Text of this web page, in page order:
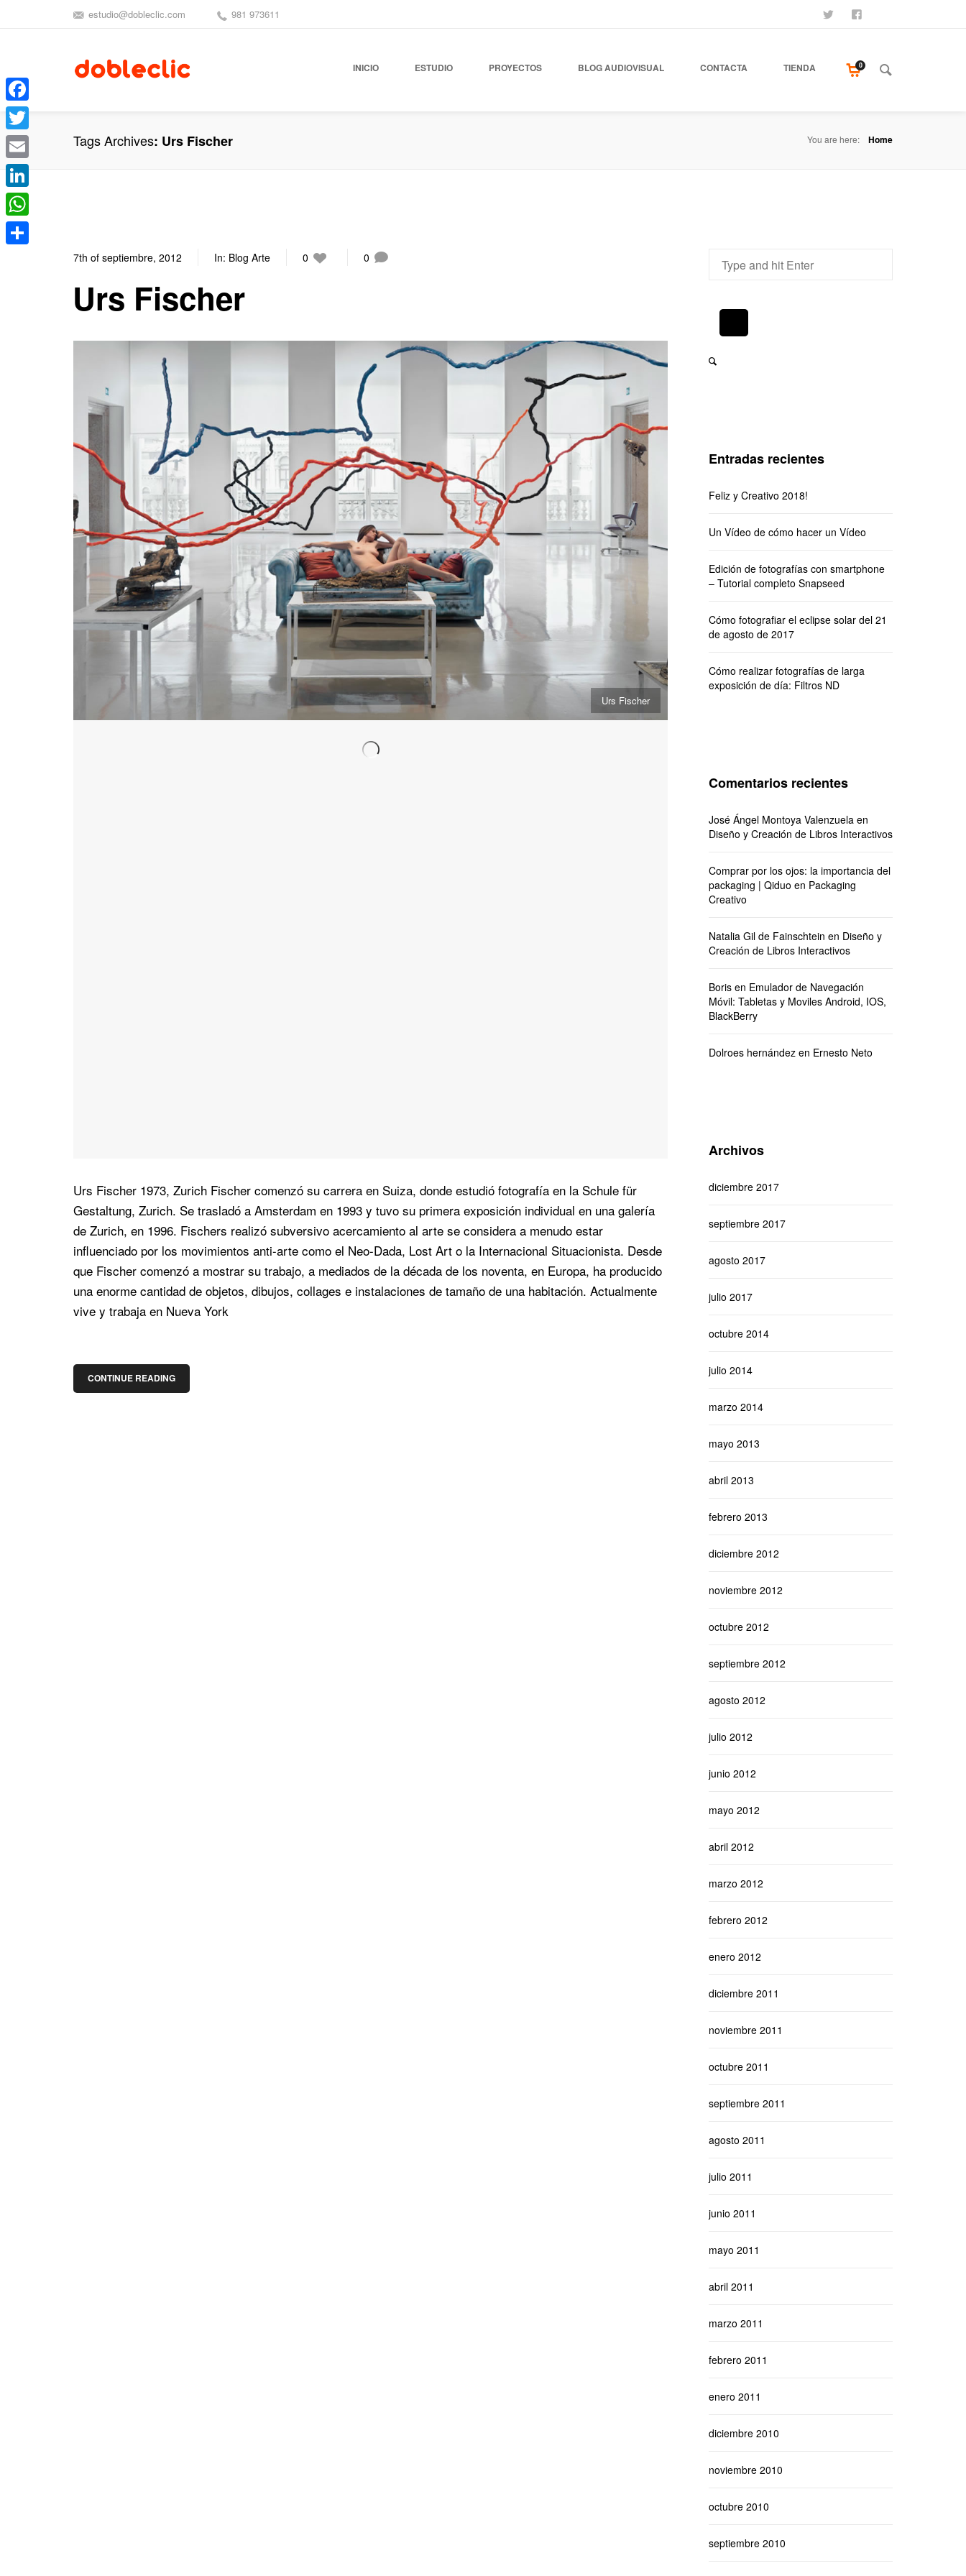
estudio@dobleclic.com 981 973611 SÍGUENOS
INICIO ESTUDIO PROYECTOS BLOG AUDIOVISUAL CONTACTA TIENDA 0
Tags Archives Urs Fischer You are here: Home
7th of septiembre, 2012 In: Blog Arte 0 0
Urs Fischer
Urs Fischer
Urs Fischer 1973, Zurich Fischer comenzó su carrera en Suiza, donde estudió fotografía en la Schule für
Gestaltung, Zurich. Se trasladó a Amsterdam en 1993 y tuvo su primera exposición individual en una galería
de Zurich, en 1996. Fischers realizó subversivo acercamiento al arte se considera a menudo estar
influenciado por los movimientos anti-arte como el Neo-Dada, Lost Art o la Internacional Situacionista. Desde
que Fischer comenzó a mostrar su trabajo, a mediados de la década de los noventa, en Europa, ha producido
una enorme cantidad de objetos, dibujos, collages e instalaciones de tamaño de una habitación. Actualmente
vive y trabaja en Nueva York
CONTINUE READING
Entradas recientes
Feliz y Creativo 2018!
Un Vídeo de cómo hacer un Vídeo
Edición de fotografías con smartphone
– Tutorial completo Snapseed
Cómo fotografiar el eclipse solar del 21
de agosto de 2017
Cómo realizar fotografías de larga
exposición de día: Filtros ND
Comentarios recientes
José Ángel Montoya Valenzuelaen
Diseño y Creación de Libros Interactivos
Comprar por los ojos: la importancia del
packaging | Qiduo en Packaging
Creativo
Natalia Gil de Fainschtein en Diseño y
Creación de Libros Interactivos
Borisen Emulador de Navegación
Móvil: Tabletas y Moviles Android, IOS,
BlackBerry
Dolroes hernándezen Ernesto Neto
Archivos
diciembre 2017
septiembre 2017
agosto 2017
julio 2017
octubre 2014
julio 2014
marzo 2014
mayo 2013
abril 2013
febrero 2013
diciembre 2012
noviembre 2012
octubre 2012
septiembre 2012
agosto 2012
julio 2012
junio 2012
mayo 2012
abril 2012
marzo 2012
febrero 2012
enero 2012
diciembre 2011
noviembre 2011
octubre 2011
septiembre 2011
agosto 2011
julio 2011
junio 2011
mayo 2011
abril 2011
marzo 2011
febrero 2011
enero 2011
diciembre 2010
noviembre 2010
octubre 2010
septiembre 2010
Facebook
Twitter
Email
LinkedIn
WhatsApp